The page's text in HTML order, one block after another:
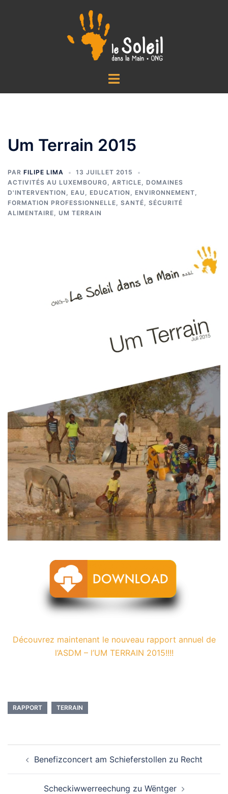
Ouvrir/fermer
Um Terrain 2015
PAR FILIPE LIMA
13 JUILLET 2015
ACTIVITÉS AU LUXEMBOURG, ARTICLE, DOMAINES
D'INTERVENTION , EAU , EDUCATION , ENVIRONNEMENT,
FORMATION PROFESSIONNELLE, SANTÉ, SÉCURITÉ
ALIMENTAIRE, UM TERRAIN
Découvrez maintenant le nouveau rapport annuel de
l’ASDM – l’UM TERRAIN 2015!!!!
RAPPORT TERRAIN
d’articleBenefizconcert am Schieferstollen zu Recht
Scheckiwwerreechung zu Wëntger